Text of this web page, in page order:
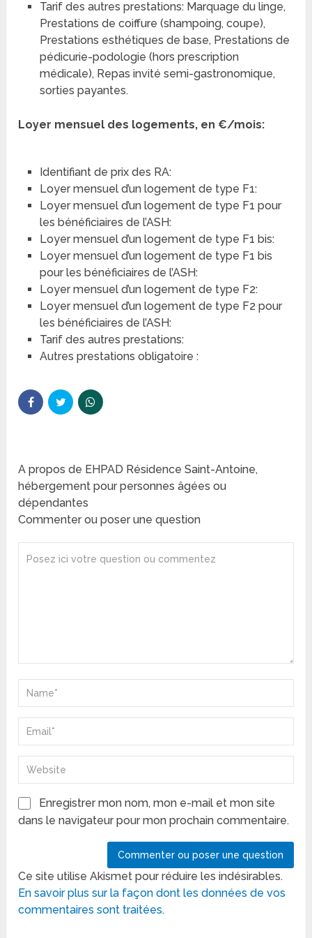
Tarif des autres prestations: Marquage du linge,
Prestations de coiffure (shampoing, coupe),
Prestations esthétiques de base, Prestations de
pédicurie-podologie (hors prescription
médicale), Repas invité semi-gastronomique,
sorties payantes.
Loyer mensuel des logements, en €/mois:
Identifiant de prix des RA:
Loyer mensuel d’un logement de type F1:
Loyer mensuel d’un logement de type F1 pour
les bénéficiaires de l’ASH:
Loyer mensuel d’un logement de type F1 bis:
Loyer mensuel d’un logement de type F1 bis
pour les bénéficiaires de l’ASH:
Loyer mensuel d’un logement de type F2:
Loyer mensuel d’un logement de type F2 pour
les bénéficiaires de l’ASH:
Tarif des autres prestations:
Autres prestations obligatoire :
A propos de EHPAD Résidence Saint-Antoine,
hébergement pour personnes âgées ou
dépendantes
Commenter ou poser une question
Enregistrer mon nom, mon e-mail et mon site
dans le navigateur pour mon prochain commentaire.
Ce site utilise Akismet pour réduire les indésirables.
En savoir plus sur la façon dont les données de vos
commentaires sont traitées.